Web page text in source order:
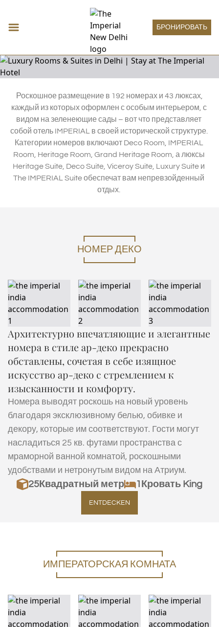
БРОНИРОВАТЬ
Размещение
Expand
КОМНАТА DECO
КОМНАТА HERITAGE
КОМНАТА GRAND HERITAGE
HERITAGE SUITE
DECO SUITE
VICEROY SUITE
Рестораны и бары
Expand
ВЫСОКОЕ КОНДИТЕРСКОЕ ИСКУССТВО
ТОТ ПУТЬ СПЕЦИЙ
РЕСТОРАН 1911
ТОТ АТРИУМ
ТОТ БАР ХАРДИНГА
Встречи и мероприятия
Expand
MEETINGS
SOCIAL
ONE IMPERIAL PLACE
ИМПЕРАТОРСКИЕ ЛЕТНИЕ АССАМБЛЕИ
Велнес
Expand Велнес
THE IMPERIAL SPA
ПРЕДЛОЖЕНИЯ
AYURVEDA
САЛОН IMPERIAL
Императорский бутик
Expand
ИМПЕРАТОРСКИЙ БУТИК
ВДАЛИ ОТ ПРОТОРЕННЫХ ПУТЕЙ
ПРЕДСТОЯЩИЕ СОБЫТИЯ
ENDEFRJA RUPTES
Luxurious Rooms and Suites
каждый из которых оформлен с особым интерьером, с
видом на зеленеющие сады – вот что представляет
собой отель IMPERIAL в своей исторической структуре.
Категории номеров включают Deco Room, IMPERIAL
Room, Heritage Room, Grand Heritage Room, а люксы
Heritage Suite, Deco Suite, Viceroy Suite, Luxury Suite и
The IMPERIAL Suite обеспечат вам непревзойденный
отдых.
НОМЕР ДЕКО
Архитектурно впечатляющие и элегантные
номера в стиле ар-деко прекрасно
обставлены, сочетая в себе изящное
искусство ар-деко с стремлением к
изысканности и комфорту.
Номера выводят роскошь на новый уровень
благодаря эксклюзивному белью, обивке и
декору, которые им соответствуют. Гости могут
насладиться 25 кв. футами пространства с
мраморной ванной комнатой, роскошными
удобствами и нетронутым видом на Атриум.
25 Квадратный метр 1Кровать King
ENTDECKEN
ИМПЕРАТОРСКАЯ КОМНАТА